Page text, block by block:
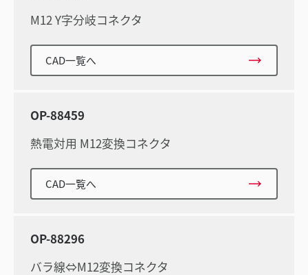
M12 Y字分岐コネクタ
CAD一覧へ
OP-88459
熱電対用 M12変換コネクタ
CAD一覧へ
OP-88296
バラ線⇔M12変換コネクタ